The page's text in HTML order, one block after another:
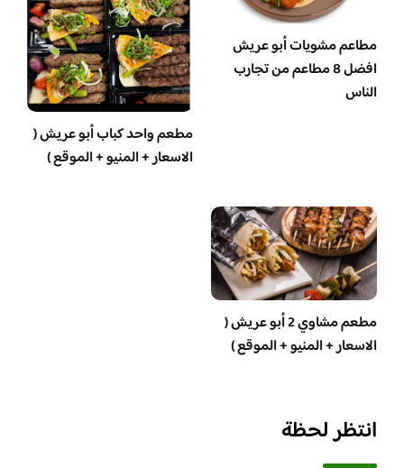
مطاعم مشويات أبو عريش
افضل 8 مطاعم من تجارب
الناس
مطعم واحد كباب أبو عريش (
الاسعار + المنيو + الموقع )
مطعم مشاوي 2 أبو عريش (
الاسعار + المنيو + الموقع )
انتظر لحظة